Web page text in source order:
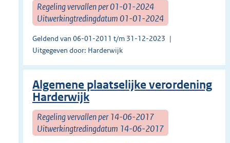
Regeling vervallen per 01-01-2024
Uitwerkingtredingdatum 01-01-2024
Geldend van 06-01-2011 t/m 31-12-2023
Uitgegeven door: Harderwijk
Algemene plaatselijke verordening
Harderwijk
Regeling vervallen per 14-06-2017
Uitwerkingtredingdatum 14-06-2017